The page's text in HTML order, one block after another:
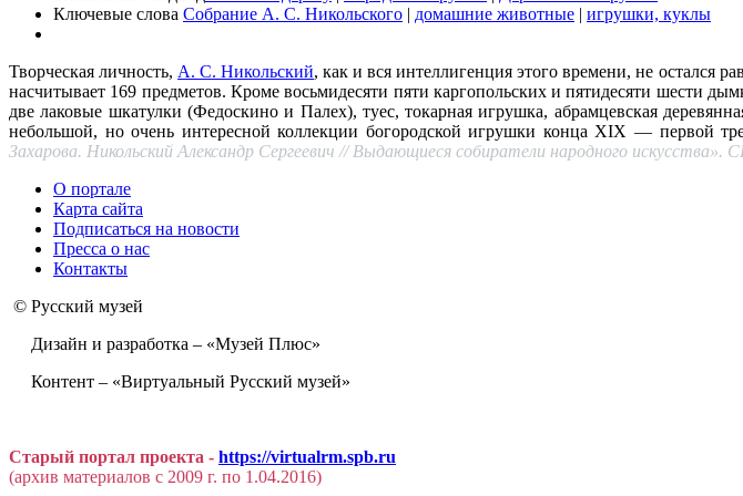
Ключевые слова Собрание А. С. Никольского | домашние животные | игрушки, куклы
Творческая личность, А. С. Никольский, как и вся интеллигенция этого времени, не остался
насчитывает 169 предметов. Кроме восьмидесяти пяти каргопольских и пятидесяти шести
две лаковые шкатулки (Федоскино и Палех), туес, токарная игрушка, абрамцевская
небольшой, но очень интересной коллекции богородской игрушки конца ХIХ — первой
Захарова. Никольский Александр Сергеевич // Выдающиеся собиратели народного искусства».
О портале
Карта сайта
Подписаться на новости
Пресса о нас
Контакты
© Русский музей
Дизайн и разработка – «Музей Плюс»
Контент – «Виртуальный Русский музей»
Старый портал проекта - https://virtualrm.spb.ru
(архив материалов с 2009 г. по 1.04.2016)